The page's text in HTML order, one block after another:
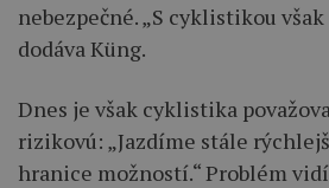
nebezpečné. „S cyklistikou
dodáva Küng.
Dnes je však cyklistika
rizikovú: „Jazdíme stále
hranice možností.“ Problém